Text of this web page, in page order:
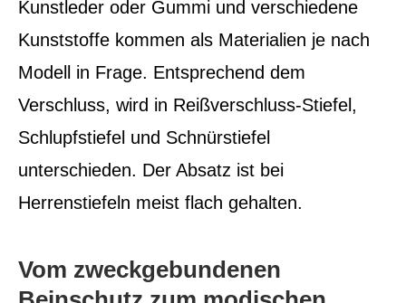
Kunstleder oder Gummi und verschiedene
Kunststoffe kommen als Materialien je nach
Modell in Frage. Entsprechend dem
Verschluss, wird in Reißverschluss-Stiefel,
Schlupfstiefel und Schnürstiefel
unterschieden. Der Absatz ist bei
Herrenstiefeln meist flach gehalten.
Vom zweckgebundenen